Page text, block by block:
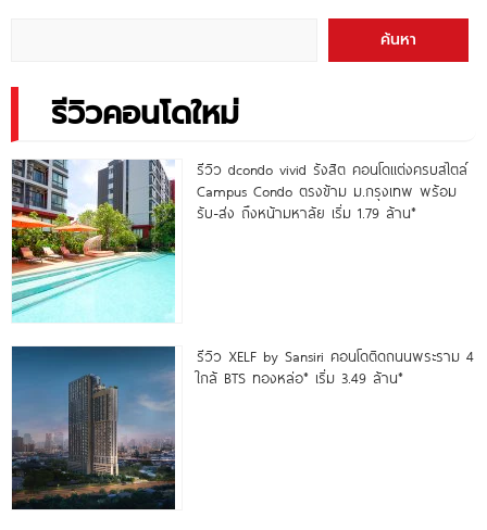
ค้นหา
รีวิวคอนโดใหม่
รีวิว dcondo vivid รังสิต คอนโดแต่งครบสไตล์
Campus Condo ตรงข้าม ม.กรุงเทพ พร้อม
รับ-ส่ง ถึงหน้ามหาลัย เริ่ม 1.79 ล้าน*
รีวิว XELF by Sansiri คอนโดติดถนนพระราม 4
ใกล้ BTS ทองหล่อ* เริ่ม 3.49 ล้าน*